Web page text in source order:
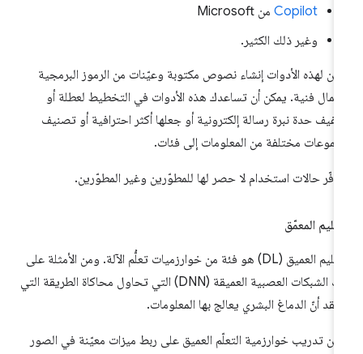
Copilotمن Microsoft
وغير ذلك الكثير.
لهذه الأدوات إنشاء نصوص مكتوبة وعيّنات من الرموز البرمجية
فنية. يمكن أن تساعدك هذه الأدوات في التخطيط لعطلة أو
حدة نبرة رسالة إلكترونية أو جعلها أكثر احترافية أو تصنيف
مختلفة من المعلومات إلى فئات.
حالات استخدام لا حصر لها للمطوّرين وغير المطوّرين.
المعمّق
التعليم العميق (DL) هو فئة من خوارزميات تعلُّم الآلة. ومن الأمثلة على
ذلك الشبكات العصبية العميقة (DNN) التي تحاول محاكاة الطريقة التي
أنّ الدماغ البشري يعالج بها المعلومات.
تدريب خوارزمية التعلّم العميق على ربط ميزات معيّنة في الصور